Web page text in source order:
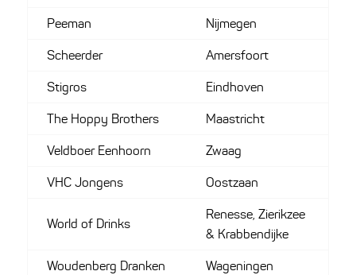
Peeman Nijmegen
Scheerder Amersfoort
Stigros Eindhoven
The Hoppy Brothers Maastricht
Veldboer Eenhoorn Zwaag
VHC Jongens Oostzaan
World of Drinks
Renesse, Zierikzee
& Krabbendijke
Woudenberg Dranken Wageningen